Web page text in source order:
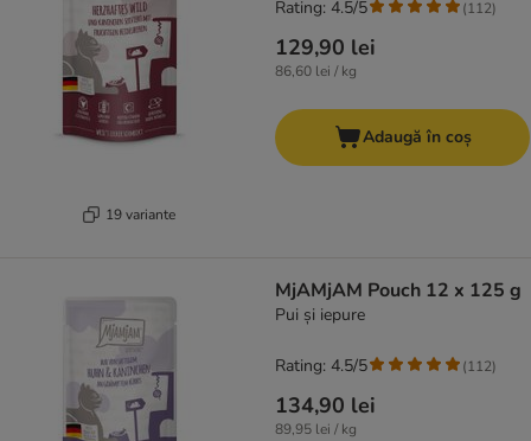
19 variante
129,90 lei
86,60 lei / kg
Rating: 4.5/5 (112)
Adaugă în coș
MjAMjAM Pouch 12 x 125 g
Pui și iepure
134,90 lei
89,95 lei / kg
Rating: 4.5/5 (112)